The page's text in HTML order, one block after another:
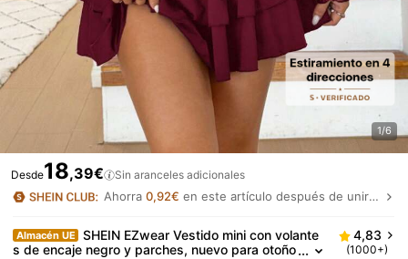
1/6
Desde18,39€ Sin aranceles adicionales
Ahorra 0,92€ en este artículo después de unirte.
Almacén UE
SHEIN EZwear Vestido mini con volante
s de encaje negro y parches, nuevo para otoño
4,83
(1000+)